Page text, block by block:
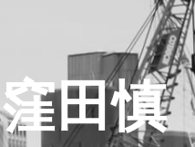
窪田慎